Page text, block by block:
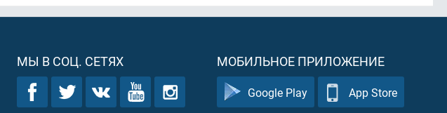
МЫ В СОЦ. СЕТЯХ МОБИЛЬНОЕ ПРИЛОЖЕНИЕ
Google Play App Store